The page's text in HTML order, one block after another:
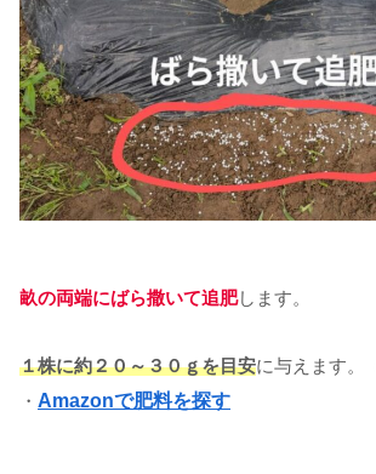
畝の両端にばら撒いて追肥します。
１株に約２０～３０ｇを目安に与えます。
・ Amazonで肥料を探す